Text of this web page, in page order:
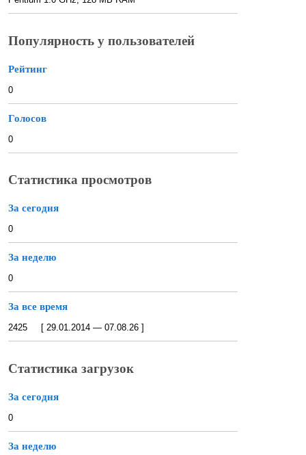
Популярность у пользователей
Рейтинг
0
Голосов
0
Статистика просмотров
За сегодня
0
За неделю
0
За все время
2425 [ 29.01.2014 — 07.08.26 ]
Статистика загрузок
За сегодня
0
За неделю